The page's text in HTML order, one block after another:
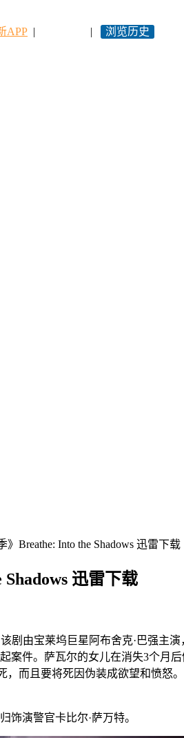
APP | | 浏览历史
Breathe: Into the Shadows 迅雷下载
迅雷下载
剧由宝莱坞巨星阿布舍克·巴强主
案件。萨瓦尔的女儿在消失3个月
而且要将死因伪装成欲望和愤怒
饰演警官卡比尔·萨万特。